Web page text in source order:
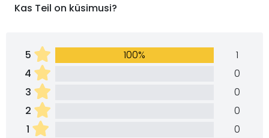
Kas Teil on küsimusi?
5 100%
1
4
0
3
0
2
0
1
0